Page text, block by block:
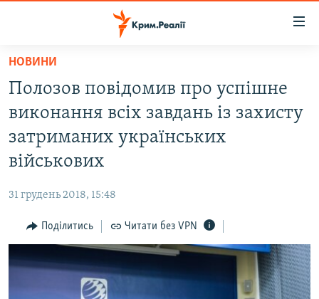
Перейти
основного
матеріалу
до
основної
Перейти
пошуку
ПОЛІТИКА
ПОГЛЯД
ІНТЕРВ'Ю
ВСЕ ЗА ДЕНЬ
СПЕЦПРОЕКТИ
НОВИНИ
Полозов повідомив про успішне
виконання всіх завдань із захисту
затриманих українських
військових
31 грудень 2018, 15:48
Поділитись Читати без VPN